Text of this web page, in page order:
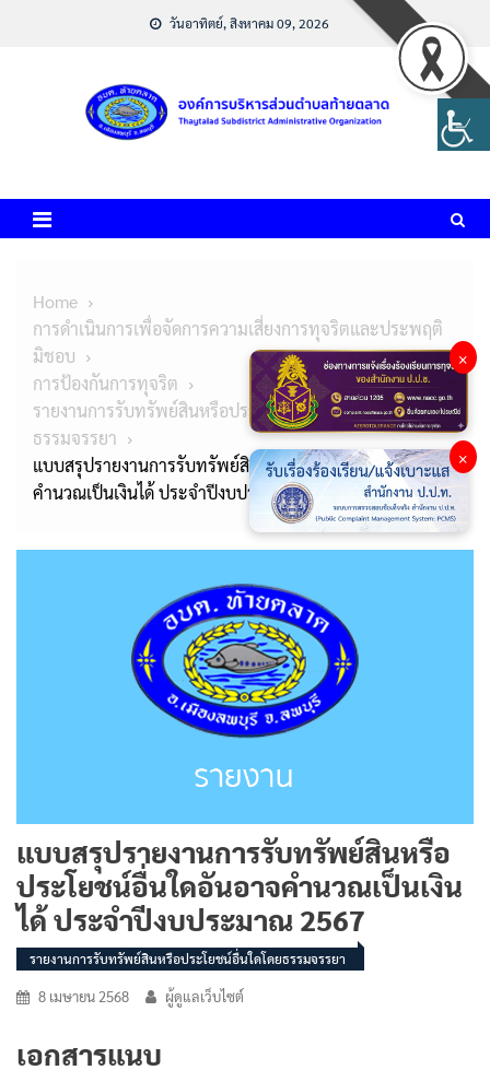
วันอาทิตย์, สิงหาคม 09, 2026
Home
การดำเนินการเพื่อจัดการความเสี่ยงการทุจริตและประพฤติ
มิชอบ
การป้องกันการทุจริต
รายงานการรับทรัพย์สินหรือประโยชน์อื่นใดโดย
ธรรมจรรยา
แบบสรุปรายงานการรับทรัพย์สินหรือประโยชน์อื่นใดอันอาจ
คำนวณเป็นเงินได้ ประจำปีงบประมาณ 2567
แบบสรุปรายงานการรับทรัพย์สินหรือ
ประโยชน์อื่นใดอันอาจคำนวณเป็นเงิน
ได้ ประจำปีงบประมาณ 2567
รายงานการรับทรัพย์สินหรือประโยชน์อื่นใดโดยธรรมจรรยา
8 เมษายน 2568 ผู้ดูแลเว็บไซต์
เอกสารแนบ
×
×